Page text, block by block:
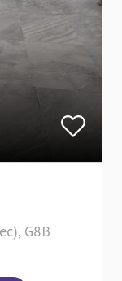
G8B